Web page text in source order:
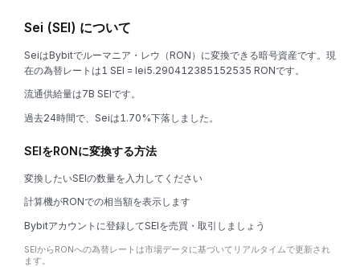
Sei (SEI) について
SeiはBybitでルーマニア・レウ（RON）に変換できる暗号資産です。現
在の為替レートは1 SEI = lei5.290412385152535 RONです。
流通供給量は7B SEIです。
過去24時間で、Seiは1.70%下落しました。
SEIをRONに変換する方法
変換したいSEIの数量を入力してください
計算機がRONでの相当額を表示します
Bybitアカウントに登録してSEIを売買・取引しましょう
SEIからRONへの為替レートは市場データに基づいてリアルタイムで更新され
ます。